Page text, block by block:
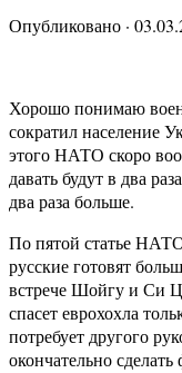
Опубликовано ·
Хорошо понимаю
сократил население
этого НАТО скоро
давать будут в два
два раза больше.
По пятой статье
русские готовят
встрече Шойгу и Си
спасет еврохохла
потребует другого
окончательно